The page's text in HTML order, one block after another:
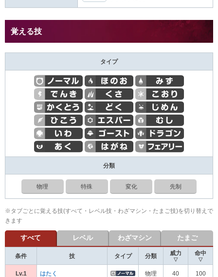
覚える技
タイプ
分類
物理 特殊 変化 先制
※タブごとに覚える技(すべて・レベル技・わざマシン・たまご技)を切り替えで
きます
すべて レベル わざマシン たまご
条件 技 タイプ 分類 威力
▽
命中
▽
Lv.1 はたく 物理 40 100